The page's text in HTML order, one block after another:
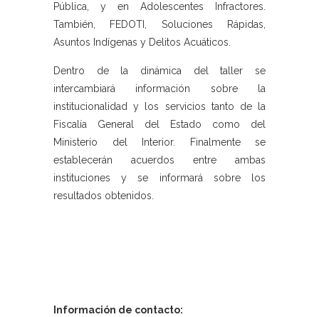
Pública, y en Adolescentes Infractores.
También, FEDOTI, Soluciones Rápidas,
Asuntos Indígenas y Delitos Acuáticos.
Dentro de la dinámica del taller se
intercambiará información sobre la
institucionalidad y los servicios tanto de la
Fiscalía General del Estado como del
Ministerio del Interior. Finalmente se
establecerán acuerdos entre ambas
instituciones y se informará sobre los
resultados obtenidos.
Información de contacto: